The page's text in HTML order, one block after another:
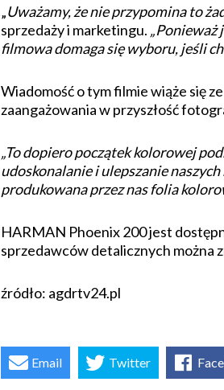
„Uważamy, że nie przypomina to
sprzedaży i marketingu. „Ponieważ
filmowa domaga się wyboru, jeśli
Wiadomość o tym filmie wiąże się
zaangażowania w przyszłość
„To dopiero początek kolorowej
udoskonalanie i ulepszanie
produkowana przez nas folia
HARMAN Phoenix 200 jest
sprzedawców detalicznych można
źródło: agdrtv24.pl
Email Twitter